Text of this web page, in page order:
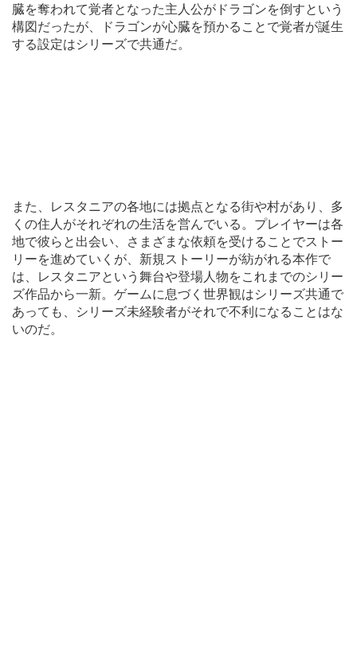
臓を奪われて覚者となった主人公がドラゴンを倒すという
構図だったが、ドラゴンが心臓を預かることで覚者が誕生
する設定はシリーズで共通だ。
また、レスタニアの各地には拠点となる街や村があり、多
くの住人がそれぞれの生活を営んでいる。プレイヤーは各
地で彼らと出会い、さまざまな依頼を受けることでストー
リーを進めていくが、新規ストーリーが紡がれる本作で
は、レスタニアという舞台や登場人物をこれまでのシリー
ズ作品から一新。ゲームに息づく世界観はシリーズ共通で
あっても、シリーズ未経験者がそれで不利になることはな
いのだ。